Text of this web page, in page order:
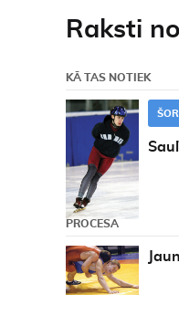
Raksti
KĀ TAS NOTIEK
PROCESĀ